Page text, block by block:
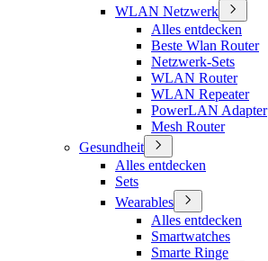
WLAN Netzwerk
Alles entdecken
Beste Wlan Router
Netzwerk-Sets
WLAN Router
WLAN Repeater
PowerLAN Adapter
Mesh Router
Gesundheit
Alles entdecken
Sets
Wearables
Alles entdecken
Smartwatches
Smarte Ringe